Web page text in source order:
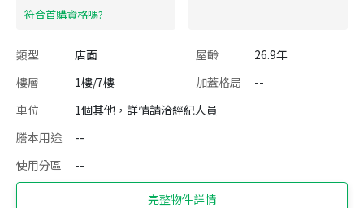
​符合首購資格嗎?
類型 店面 屋齡
26.9年
樓層
1樓/7樓 加蓋格局
--
車位
1個其他，詳情請洽經紀人員
謄本用途
--
使用分區
--
完整物件詳情